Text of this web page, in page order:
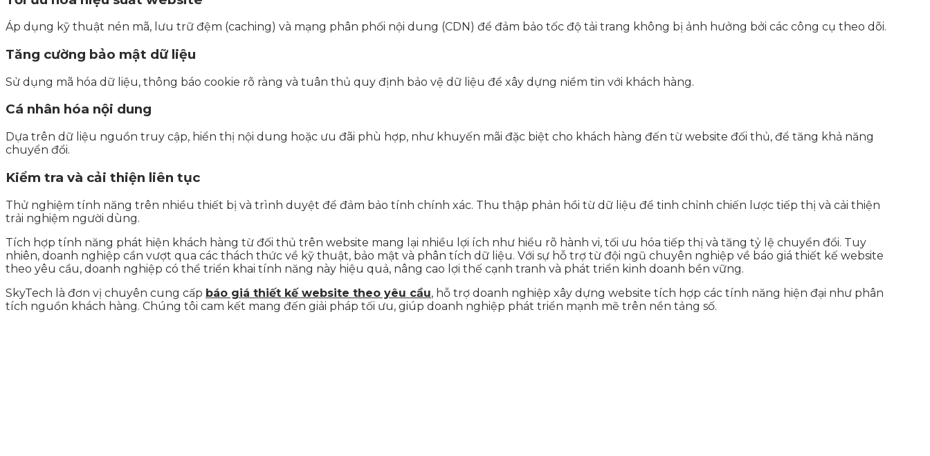
Áp dụng kỹ thuật nén mã, lưu trữ đệm (caching) và mạng phân phối nội dung (CDN) để đảm bảo tốc độ tải trang không bị ảnh hưởng bởi các công cụ theo dõi.
Tăng cường bảo mật dữ liệu
Sử dụng mã hóa dữ liệu, thông báo cookie rõ ràng và tuân thủ quy định bảo vệ dữ liệu để xây dựng niềm tin với khách hàng.
Cá nhân hóa nội dung
Dựa trên dữ liệu nguồn truy cập, hiển thị nội dung hoặc ưu đãi phù hợp, như khuyến mãi đặc biệt cho khách hàng đến từ website đối thủ, để tăng khả năng
chuyển đổi.
Kiểm tra và cải thiện liên tục
Thử nghiệm tính năng trên nhiều thiết bị và trình duyệt để đảm bảo tính chính xác. Thu thập phản hồi từ dữ liệu để tinh chỉnh chiến lược tiếp thị và cải thiện
trải nghiệm người dùng.
Tích hợp tính năng phát hiện khách hàng từ đối thủ trên website mang lại nhiều lợi ích như hiểu rõ hành vi, tối ưu hóa tiếp thị và tăng tỷ lệ chuyển đổi. Tuy
nhiên, doanh nghiệp cần vượt qua các thách thức về kỹ thuật, bảo mật và phân tích dữ liệu. Với sự hỗ trợ từ đội ngũ chuyên nghiệp về báo giá thiết kế website
theo yêu cầu, doanh nghiệp có thể triển khai tính năng này hiệu quả, nâng cao lợi thế cạnh tranh và phát triển kinh doanh bền vững.
SkyTech là đơn vị chuyên cung cấp báo giá thiết kế website theo yêu cầu, hỗ trợ doanh nghiệp xây dựng website tích hợp các tính năng hiện đại như phân
tích nguồn khách hàng. Chúng tôi cam kết mang đến giải pháp tối ưu, giúp doanh nghiệp phát triển mạnh mẽ trên nền tảng số.